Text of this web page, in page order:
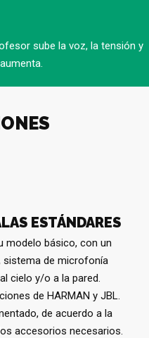
sube la voz, la tensión y
ESTÁNDARES
modelo básico, con un
sistema de microfonía
cielo y/o a la pared.
de HARMAN y JBL.
de acuerdo a la
accesorios necesarios.